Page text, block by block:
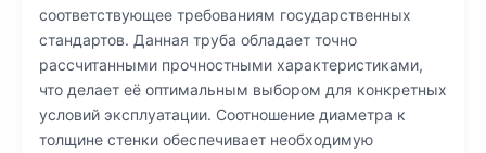
соответствующее требованиям государственных
стандартов. Данная труба обладает точно
рассчитанными прочностными характеристиками,
что делает её оптимальным выбором для конкретных
условий эксплуатации. Соотношение диаметра к
толщине стенки обеспечивает необходимую